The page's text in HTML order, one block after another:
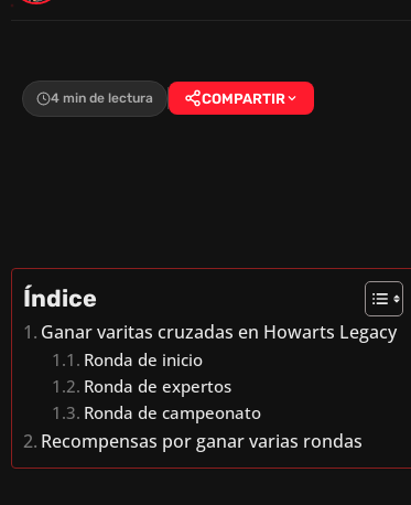
4 min de lectura COMPARTIR
Índice
Ganar varitas cruzadas en Howarts Legacy
Ronda de inicio
Ronda de expertos
Ronda de campeonato
Recompensas por ganar varias rondas